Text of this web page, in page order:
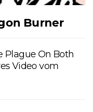
Burner
Plague On Both
Video vom